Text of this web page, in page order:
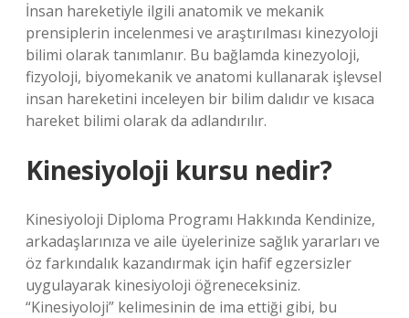
İnsan hareketiyle ilgili anatomik ve mekanik
prensiplerin incelenmesi ve araştırılması kinezyoloji
bilimi olarak tanımlanır. Bu bağlamda kinezyoloji,
fizyoloji, biyomekanik ve anatomi kullanarak işlevsel
insan hareketini inceleyen bir bilim dalıdır ve kısaca
hareket bilimi olarak da adlandırılır.
Kinesiyoloji kursu nedir?
Kinesiyoloji Diploma Programı Hakkında Kendinize,
arkadaşlarınıza ve aile üyelerinize sağlık yararları ve
öz farkındalık kazandırmak için hafif egzersizler
uygulayarak kinesiyoloji öğreneceksiniz.
“Kinesiyoloji” kelimesinin de ima ettiği gibi, bu